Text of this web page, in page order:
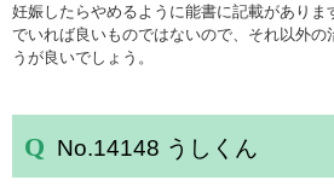
妊娠したらやめるように能書に記載がありま
でいれば良いものではないので、それ以外の
うが良いでしょう。
No.14148 うしくん